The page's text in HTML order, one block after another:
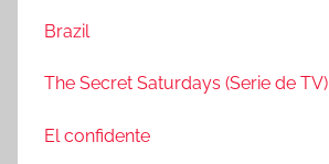
Brazil
The Secret Saturdays (Serie de TV)
El confidente